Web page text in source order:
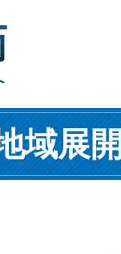
域展